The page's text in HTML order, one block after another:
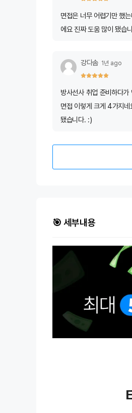
면접은 너무 어렵기만 했
에요 진짜 도움 많이 됐습
강다솜 1년 ago
방사선사 취업 준비하다
면접 이렇게 크게 4가지
됐습니다. :)
🎯 세부내용